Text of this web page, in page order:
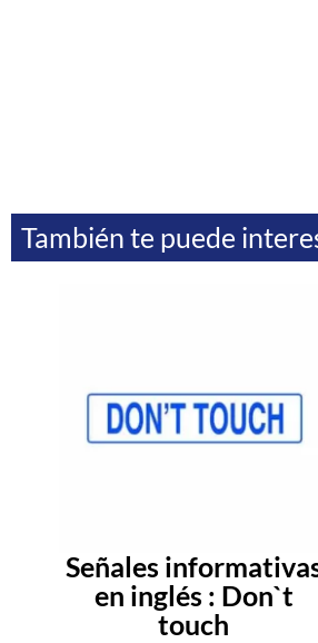
También te puede
Señales
en inglés : Don`t
touch